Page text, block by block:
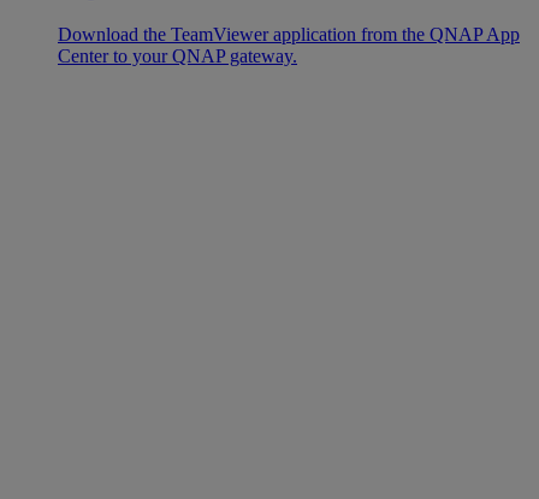
Download the TeamViewer application from the QNAP App
Center to your QNAP gateway.